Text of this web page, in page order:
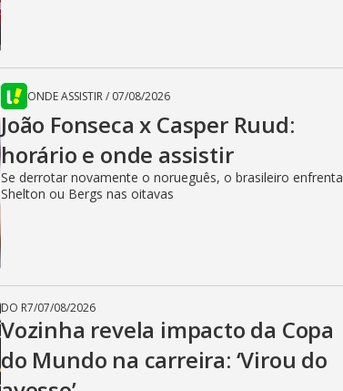
ONDE ASSISTIR/ 07/08/2026
João Fonseca x Casper Ruud:
horário e onde assistir
Se derrotar novamente o norueguês, o brasileiro enfrenta
Shelton ou Bergs nas oitavas
DO R7/07/08/2026
Vozinha revela impacto da Copa
do Mundo na carreira: ‘Virou do